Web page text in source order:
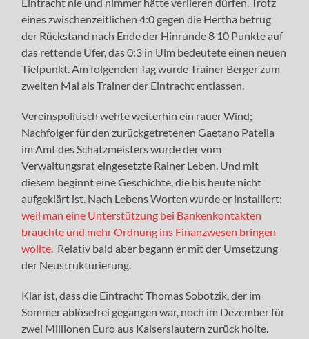
eines zwischenzeitlichen 4:0 gegen die Hertha betrug
der Rückstand nach Ende der Hinrunde810 Punkte auf
das rettende Ufer, das 0:3 in Ulm bedeutete einen neuen
Tiefpunkt. Am folgenden Tag wurde Trainer Berger zum
zweiten Mal als Trainer der Eintracht entlassen.
Vereinspolitisch wehte weiterhin ein rauer Wind;
Nachfolger für den zurückgetretenen Gaetano Patella
im Amt des Schatzmeisters wurde der vom
Verwaltungsrat eingesetzte Rainer Leben. Und mit
diesem beginnt eine Geschichte, die bis heute nicht
aufgeklärt ist. Nach Lebens Worten wurde er installiert;
weil man eine Unterstützung bei Bankenkontakten
brauchte und mehr Ordnung ins Finanzwesen bringen
wollte. Relativ bald aber begann er mit der Umsetzung
der Neustrukturierung.
Klar ist, dass die Eintracht Thomas Sobotzik, der im
Sommer ablösefrei gegangen war, noch im Dezember für
zwei Millionen Euro aus Kaiserslautern zurück holte.